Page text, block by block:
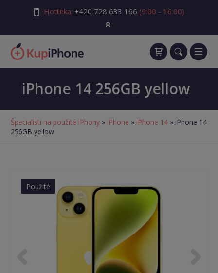
Hotlinka: +420 728 633 166 (9:00 - 16:00)
iPhone 14 256GB yellow
Špecialisti na použité iPhony » iPhone » iPhone 14 » iPhone 14
256GB yellow
Použité